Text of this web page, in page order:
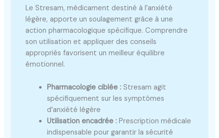
Le Stresam, médicament destiné à l’anxiété
légère, apporte un soulagement grâce à une
action pharmacologique spécifique. Comprendre
son utilisation et appliquer des conseils
appropriés favorisent un meilleur équilibre
émotionnel.
Pharmacologie ciblée : Stresam agit
spécifiquement sur les symptômes
d’anxiété légère
Utilisation encadrée : Prescription médicale
indispensable pour garantir la sécurité